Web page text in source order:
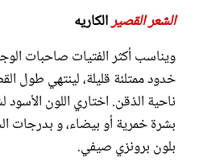
قصَات شعر
قصَات شعر للشعر القصير
قصَات شعر للشعر القصير
قصَات شعر للشعر القصير
قصَات شعر للشعر القصير
قصَات شعر للشعر القصير
الشعر القصيرالكاريه
ويناسب أكثر الفتيات صاحبات
خدود ممتلئة قليلة، لينتهي طول
ناحية الذقن. اختاري اللون
بشرة خمرية أو بيضاء، و بدرجات
بلون برونزي صيفي.